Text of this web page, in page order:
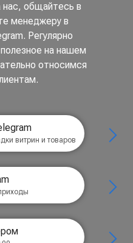
нас, общайтесь в
менеджеру в
Регулярно
на нашем
относимся
витрин и товаров